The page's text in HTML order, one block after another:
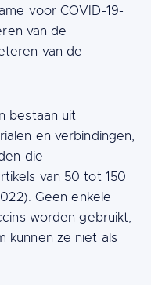
voor COVID-19-
van de
van de
bestaan uit
en verbindingen,
die
van 50 tot 150
Geen enkele
worden gebruikt,
kunnen ze niet als